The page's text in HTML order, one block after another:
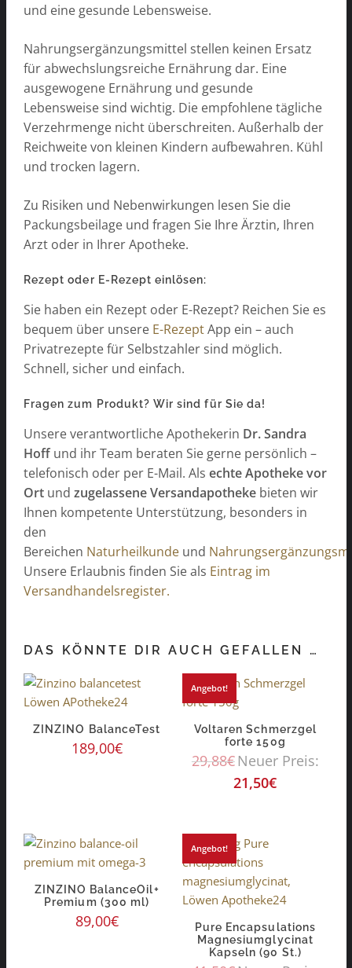
und eine gesunde Lebensweise.
Nahrungsergänzungsmittel stellen keinen Ersatz
für abwechslungsreiche Ernährung dar. Eine
ausgewogene Ernährung und gesunde
Lebensweise sind wichtig. Die empfohlene tägliche
Verzehrmenge nicht überschreiten. Außerhalb der
Reichweite von kleinen Kindern aufbewahren. Kühl
und trocken lagern.
Zu Risiken und Nebenwirkungen lesen Sie die
Packungsbeilage und fragen Sie Ihre Ärztin, Ihren
Arzt oder in Ihrer Apotheke.
Rezept oder E-Rezept einlösen:
Sie haben ein Rezept oder E-Rezept? Reichen Sie es
bequem über unsere E-RezeptApp ein – auch
Privatrezepte für Selbstzahler sind möglich.
Schnell, sicher und einfach.
Fragen zum Produkt? Wir sind für Sie da!
Unsere verantwortliche Apothekerin Dr. Sandra
Hoffund ihr Team beraten Sie gerne persönlich –
telefonisch oder per E-Mail. Als echte Apotheke vor
Ort und zugelassene Versandapotheke bieten wir
Ihnen kompetente Unterstützung, besonders in
den
Bereichen Naturheilkunde und
Unsere Erlaubnis finden Sie als Eintrag im
Versandhandelsregister.
DAS KÖNNTE DIR AUCH GEFALLEN …
ZINZINO BalanceTest
189,00€
Angebot!
Voltaren Schmerzgel
forte 150g
29,88€Neuer Preis:
21,50€
ZINZINO BalanceOil+
Premium (300 ml)
89,00€
Angebot!
Pure Encapsulations
Magnesiumglycinat
Kapseln (90 St.)